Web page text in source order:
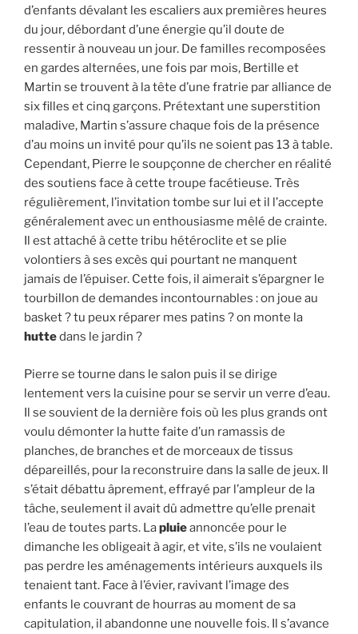
d’enfants dévalant les escaliers aux premières heures
du jour, débordant d’une énergie qu’il doute de
ressentir à nouveau un jour. De familles recomposées
en gardes alternées, une fois par mois, Bertille et
Martin se trouvent à la tête d’une fratrie par alliance de
six filles et cinq garçons. Prétextant une superstition
maladive, Martin s’assure chaque fois de la présence
d’au moins un invité pour qu’ils ne soient pas 13 à table.
Cependant, Pierre le soupçonne de chercher en réalité
des soutiens face à cette troupe facétieuse. Très
régulièrement, l’invitation tombe sur lui et il l’accepte
généralement avec un enthousiasme mêlé de crainte.
Il est attaché à cette tribu hétéroclite et se plie
volontiers à ses excès qui pourtant ne manquent
jamais de l’épuiser. Cette fois, il aimerait s’épargner le
tourbillon de demandes incontournables : on joue au
basket ? tu peux réparer mes patins ? on monte la
huttedans le jardin ?
Pierre se tourne dans le salon puis il se dirige
lentement vers la cuisine pour se servir un verre d’eau.
Il se souvient de la dernière fois où les plus grands ont
voulu démonter la hutte faite d’un ramassis de
planches, de branches et de morceaux de tissus
dépareillés, pour la reconstruire dans la salle de jeux. Il
s’était débattu âprement, effrayé par l’ampleur de la
tâche, seulement il avait dû admettre qu’elle prenait
l’eau de toutes parts. Lapluieannoncée pour le
dimanche les obligeait à agir, et vite, s’ils ne voulaient
pas perdre les aménagements intérieurs auxquels ils
tenaient tant. Face à l’évier, ravivant l’image des
enfants le couvrant de hourras au moment de sa
capitulation, il abandonne une nouvelle fois. Il s’avance